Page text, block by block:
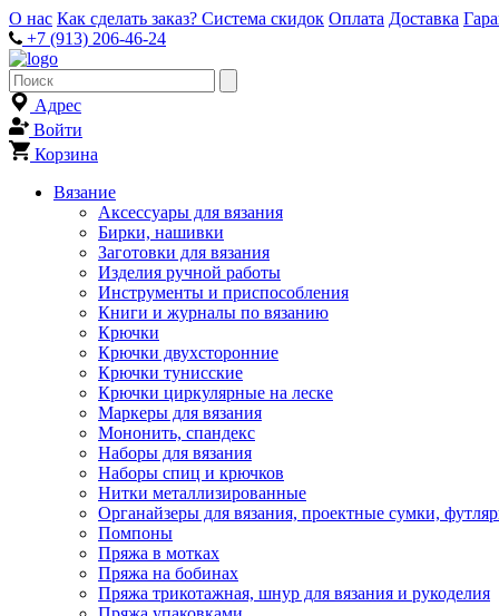
О нас Как сделать заказ? Система скидок Оплата Доставка
+7 (913) 206-46-24
Адрес
Войти
Корзина
Вязание
Аксессуары для вязания
Бирки, нашивки
Заготовки для вязания
Изделия ручной работы
Инструменты и приспособления
Книги и журналы по вязанию
Крючки
Крючки двухсторонние
Крючки тунисские
Крючки циркулярные на леске
Маркеры для вязания
Мононить, спандекс
Наборы для вязания
Наборы спиц и крючков
Нитки металлизированные
Органайзеры для вязания, проектные сумки,
Помпоны
Пряжа в мотках
Пряжа на бобинах
Пряжа трикотажная, шнур для вязания и рукоделия